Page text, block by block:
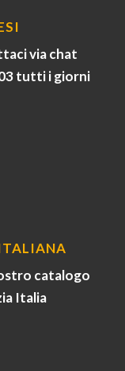
via chat
tutti i giorni
catalogo
Italia